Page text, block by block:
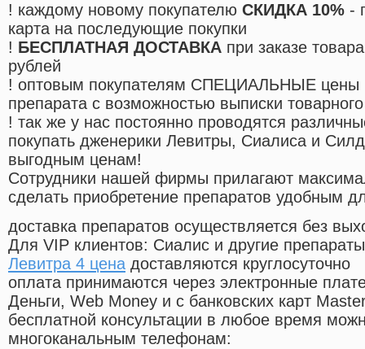
! каждому новому покупателю СКИДКА 10% -
карта на последующие покупки
! БЕСПЛАТНАЯ ДОСТАВКА при заказе
рублей
! оптовым покупателям СПЕЦИАЛЬНЫЕ цены
препарата с возможностью выписки
! так же у нас постоянно проводятся
покупать дженерики Левитры, Сиалиса и
выгодным ценам!
Cотрудники нашей фирмы прилагают
сделать приобретение препаратов удобным
доставка препаратов осуществляется без
Для VIP клиентов: Сиалис и другие
Левитра 4 цена доставляются круглосуточно
оплата принимаются через электронные
Деньги, Web Money и с банковских карт
бесплатной консультации в любое время
многоканальным телефонам: